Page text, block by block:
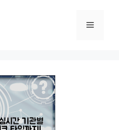
메